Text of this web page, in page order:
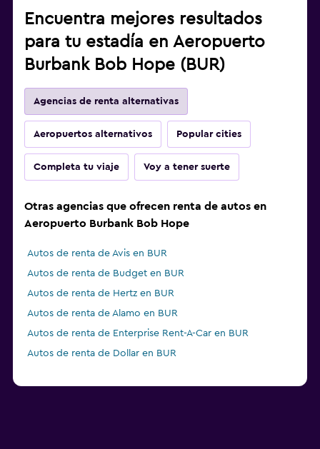
Encuentra mejores resultados
para tu estadía en Aeropuerto
Burbank Bob Hope (BUR)
Agencias de renta alternativas
Aeropuertos alternativos Popular cities
Completa tu viaje Voy a tener suerte
Otras agencias que ofrecen renta de autos en
Aeropuerto Burbank Bob Hope
Autos de renta de Avis en BUR
Autos de renta de Budget en BUR
Autos de renta de Hertz en BUR
Autos de renta de Alamo en BUR
Autos de renta de Enterprise Rent-A-Car en BUR
Autos de renta de Dollar en BUR